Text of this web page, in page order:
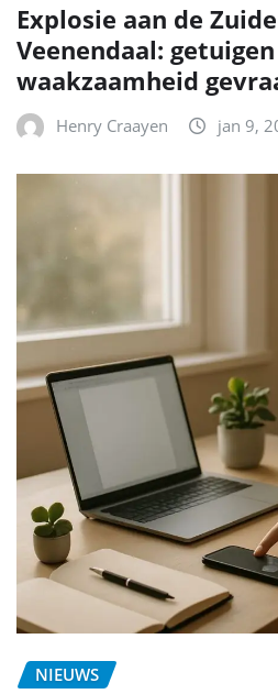
Explosie aan de
Veenendaal:
waakzaamheid
Henry Craayen jan 9,
NIEUWS